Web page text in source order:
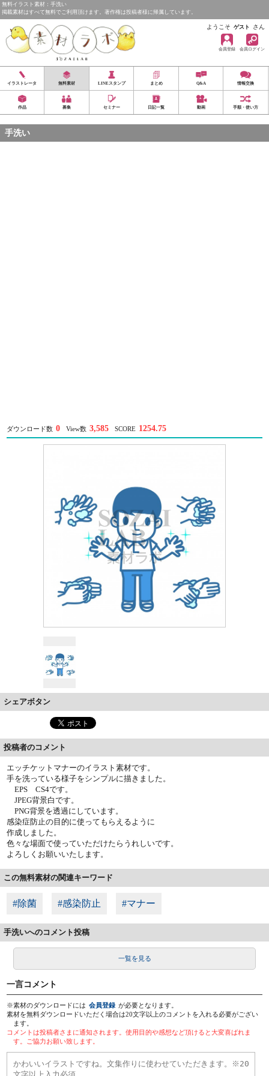
無料イラスト素材：手洗い
掲載素材はすべて無料でご利用頂けます。著作権は投稿者様に帰属しています。
ようこそ ゲスト さん
会員登録 会員ログイン
イラストレータ 無料素材 LINEスタンプ まとめ Q&A 情報交換
作品 募集 セミナー 日記一覧 動画 手順・使い方
手洗い
ダウンロード数 0 View数 3,585 SCORE 1254.75
シェアボタン
投稿者のコメント
エッチケットマナーのイラスト素材です。
手を洗っている様子をシンプルに描きました。
EPS CS4です。
JPEG背景白です。
PNG背景を透過にしています。
感染症防止の目的に使ってもらえるように
作成しました。
色々な場面で使っていただけたらうれしいです。
よろしくお願いいたします。
この無料素材の関連キーワード
#除菌 #感染防止 #マナー
手洗いへのコメント投稿
一覧を見る
一言コメント
※素材のダウンロードには 会員登録 が必要となります。
素材を無料ダウンロードいただく場合は20文字以上のコメントを入れる必要がござい
ます。
コメントは投稿者さまに通知されます。使用目的や感想など頂けると大変喜ばれま
す。ご協力お願い致します。